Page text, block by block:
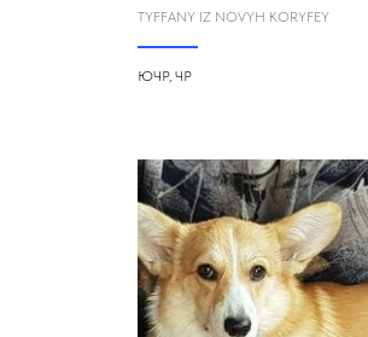
TYFFANY IZ NOVYH KORYFEY
ЮЧР, ЧР